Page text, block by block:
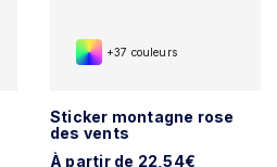
+37 couleurs
Sticker montagne rose
des vents
À partir de 22,54€